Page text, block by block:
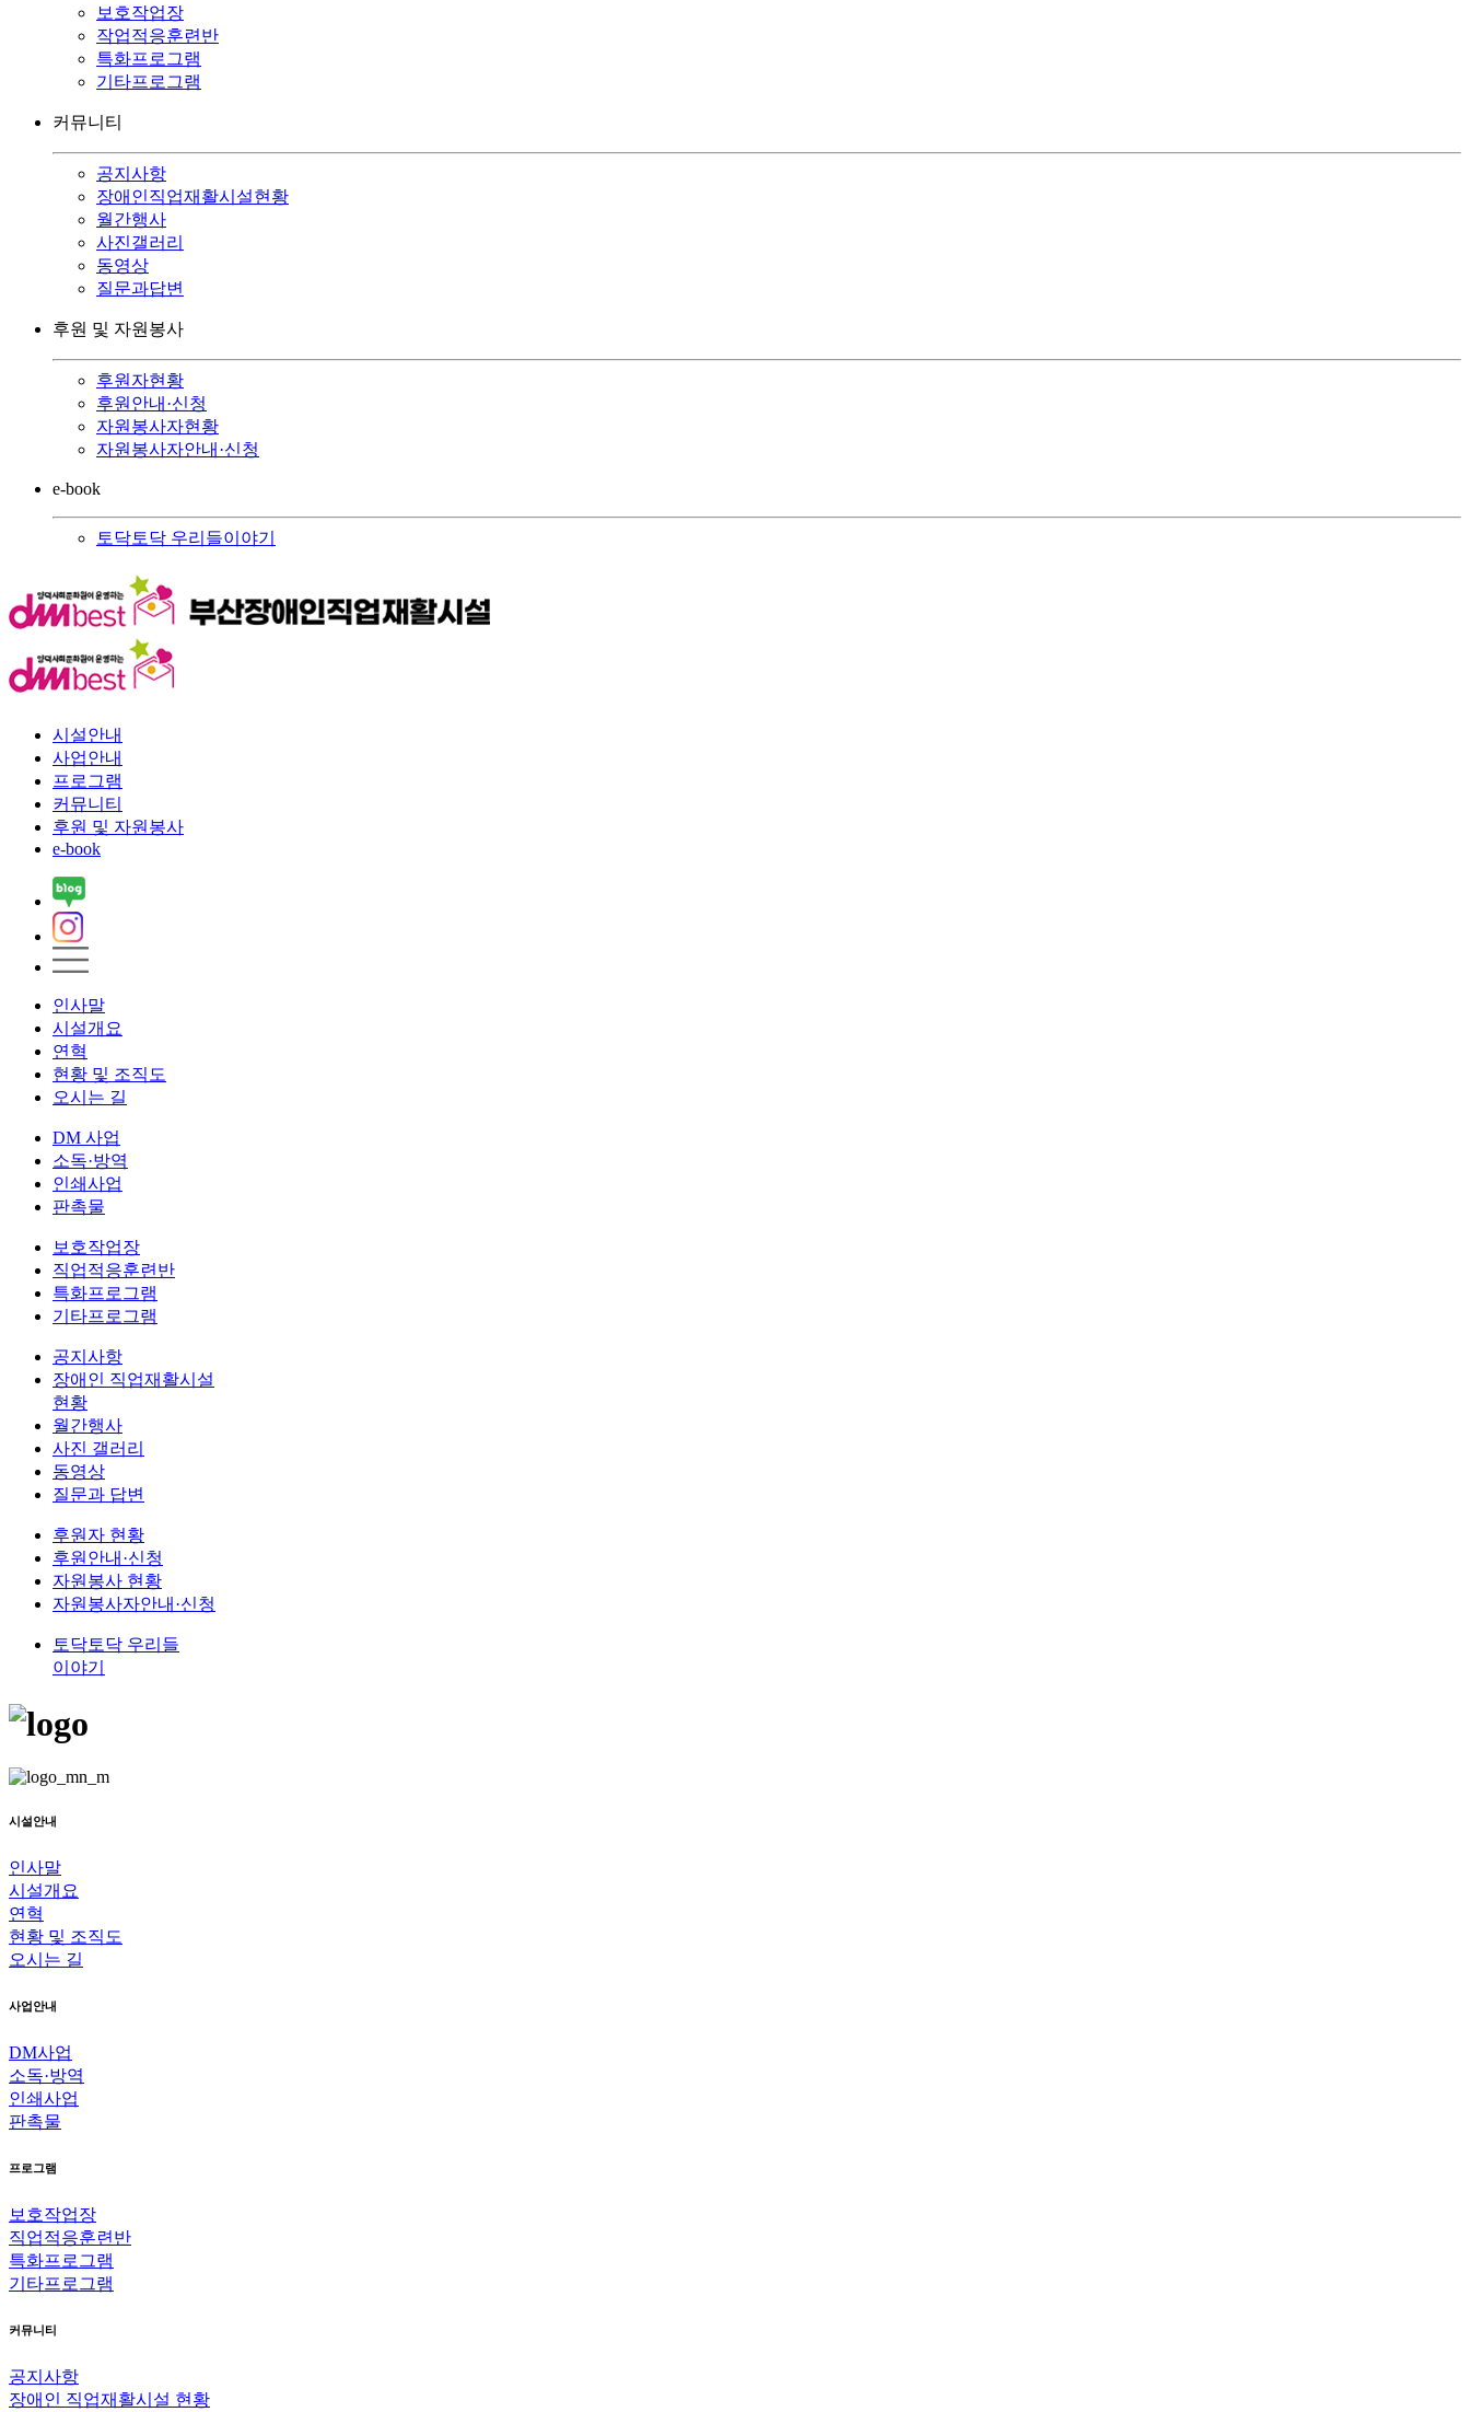
보호작업장
작업적응훈련반
특화프로그램
기타프로그램
커뮤니티
공지사항
장애인직업재활시설현황
월간행사
사진갤러리
동영상
질문과답변
후원 및 자원봉사
후원자현황
후원안내·신청
자원봉사자현황
자원봉사자안내·신청
e-book
토닥토닥 우리들이야기
시설안내
사업안내
프로그램
커뮤니티
후원 및 자원봉사
e-book
인사말
시설개요
연혁
현황 및 조직도
오시는 길
DM 사업
소독·방역
인쇄사업
판촉물
보호작업장
직업적응훈련반
특화프로그램
기타프로그램
공지사항
장애인 직업재활시설
현황
월간행사
사진 갤러리
동영상
질문과 답변
후원자 현황
후원안내·신청
자원봉사 현황
자원봉사자안내·신청
토닥토닥 우리들
이야기
시설안내
인사말
시설개요
연혁
현황 및 조직도
오시는 길
사업안내
DM사업
소독·방역
인쇄사업
판촉물
프로그램
보호작업장
직업적응훈련반
특화프로그램
기타프로그램
커뮤니티
공지사항
장애인 직업재활시설 현황